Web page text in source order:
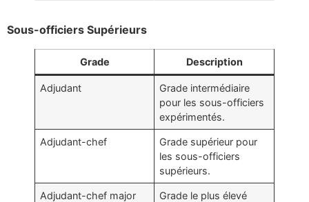
Sous-officiers Supérieurs
Grade Description
Adjudant
Grade intermédiaire
pour les sous-officiers
expérimentés.
Adjudant-chef
Grade supérieur pour
les sous-officiers
supérieurs.
Adjudant-chef major
Grade le plus élevé